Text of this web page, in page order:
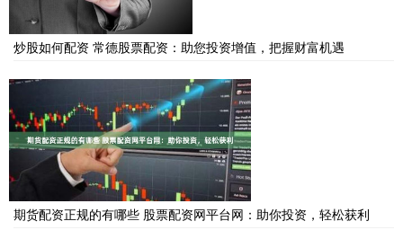
炒股如何配资 常德股票配资：助您投资增值，把握财富机遇
期货配资正规的有哪些 股票配资网平台网：助你投资，轻松获利